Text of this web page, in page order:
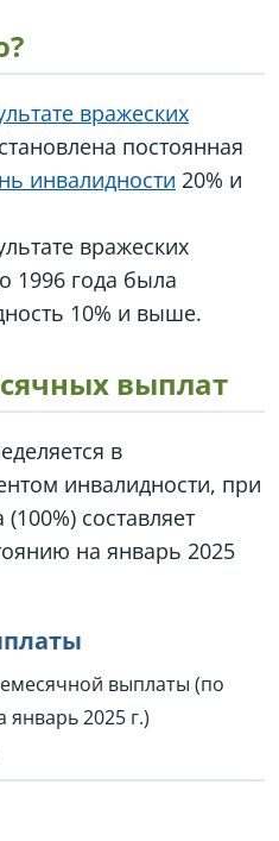
вражеских
постоянная
инвалидности 20% и
вражеских
1996 года была
10% и выше.
выплат
в
инвалидности, при
составляет
на январь 2025
выплаты (по
январь 2025 г.)